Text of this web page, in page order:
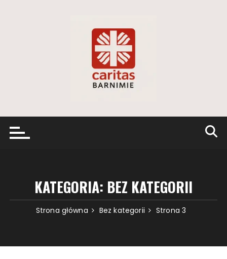
KATEGORIA: BEZ KATEGORII
Strona główna Bez kategorii Strona 3